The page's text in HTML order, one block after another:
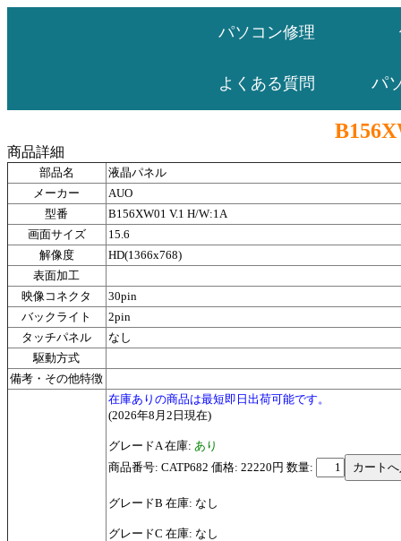
パソコン修理
よくある質問 パ
商品詳細
部品名
液晶パネル
メーカー
AUO
型番
B156XW01 V.1 H/W:1A
画面サイズ
15.6
解像度
HD(1366x768)
表面加工
映像コネクタ
30pin
バックライト
2pin
タッチパネル
なし
駆動方式
備考・その他特徴
在庫ありの商品は最短即日出荷可能です。
(2026年8月2日現在)
グレードA 在庫: あり
商品番号: CATP682 価格: 22220円 数量:
グレードB 在庫: なし
グレードC 在庫: なし